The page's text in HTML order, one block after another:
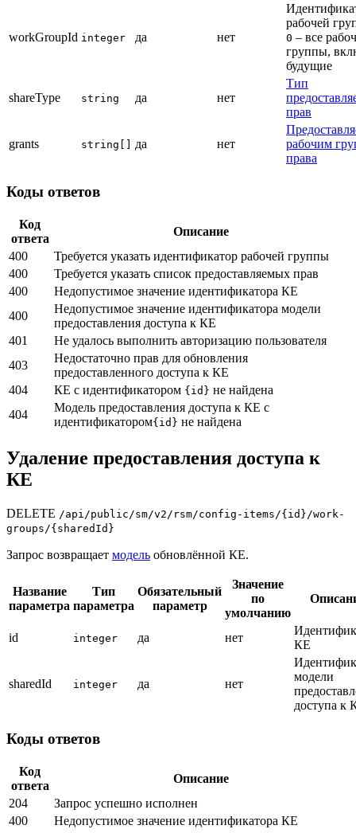
workGroupId integer да нет
рабочей
0 – все
группы,
будущие
shareType string да нет
Тип
прав
grants string[] да нет
рабочим
права
Коды ответов
Код
ответа
Описание
400
Требуется указать идентификатор рабочей группы
400
Требуется указать список предоставляемых прав
400
Недопустимое значение идентификатора КЕ
400
Недопустимое значение идентификатора модели
предоставления доступа к КЕ
401
Не удалось выполнить авторизацию пользователя
403
Недостаточно прав для обновления
предоставленного доступа к КЕ
404
КЕ с идентификатором {id} не найдена
404
Модель предоставления доступа к КЕ с
идентификатором{id} не найдена
Удаление предоставления доступа к
КЕ
DELETE /api/public/sm/v2/rsm/config-items/{id}/work-
groups/{sharedId}
Запрос возвращает модель обновлённой КЕ.
Название
параметра
Тип
параметра
Обязательный
параметр
Значение
по
умолчанию
id integer да нет
КЕ
sharedId integer да нет
модели
доступа к
Коды ответов
Код
ответа
Описание
204
Запрос успешно исполнен
400
Недопустимое значение идентификатора КЕ